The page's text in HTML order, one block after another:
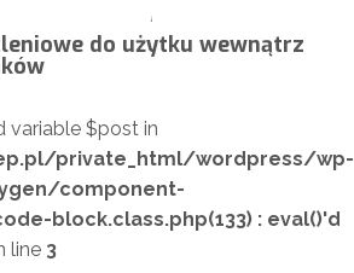
do użytku wewnątrz
variable $post in
private_html/wordpress/wp-
component-
block.class.php(133) : eval()'d
line 3